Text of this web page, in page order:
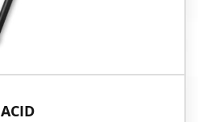
ACID